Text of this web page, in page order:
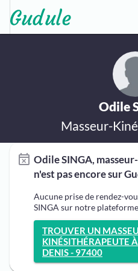
Odile
Masseur-
Odile SINGA,
n'est pas encore sur
Aucune prise de rendez-
SINGA sur notre
TROUVER UN
KINÉSITHÉRAPEUTE
DENIS - 97400